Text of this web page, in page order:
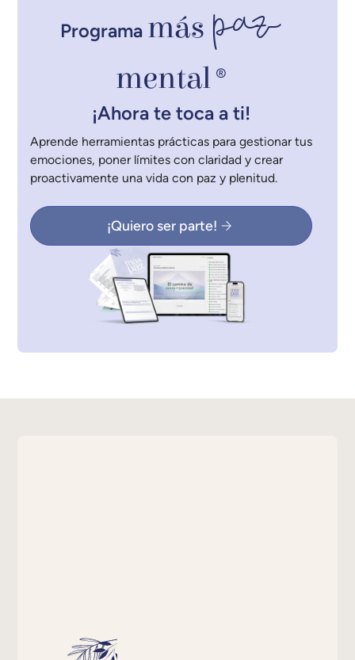
Programa más paz
mental ®
¡Ahora te toca a ti!
Aprende herramientas prácticas para gestionar tus
emociones, poner límites con claridad y crear
proactivamente una vida con paz y plenitud.
¡Quiero ser parte!